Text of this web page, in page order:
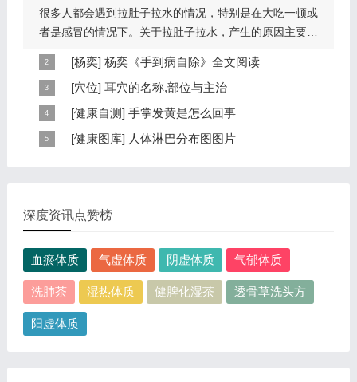
很多人都会遇到拉肚子拉水的情况，特别是在大吃一顿或
者是感冒的情况下。关于拉肚子拉水，产生的原因主要是
因为饮食问题，或者是因为肠胃问题。本页包...
[杨奕] 杨奕《手到病自除》全文阅读
本页提供杨奕手到病自除全文阅读。包括完整目录、共计
6大章，66个小节的详细内容。涉及到全身的各个反射
区，以及自然疗法、反射区疗法、食疗等。另外...
[穴位] 耳穴的名称,部位与主治
耳穴在耳郭的分布有一定规律，耳穴在耳郭的分布犹如一
个倒置在子宫内的胎儿，头部朝下，臀部朝上。其分布的
规律是，与面颊相应的穴位在耳垂；与上肢相...
[健康自测] 手掌发黄是怎么回事
手掌发黄，一般是血管内血液不充盈或是皮肤营养不良的
[健康图库] 人体淋巴分布图图片
深度资讯点赞榜
血瘀体质 气虚体质 阴虚体质 气郁体质
洗肺茶 湿热体质 健脾化湿茶 透骨草洗头方
阳虚体质